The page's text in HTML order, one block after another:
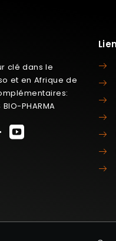
clé dans le
et en Afrique de
BIO-PHARMA